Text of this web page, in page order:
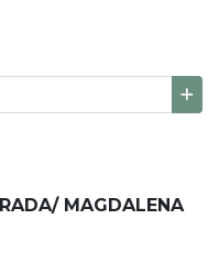
MAGDALENA